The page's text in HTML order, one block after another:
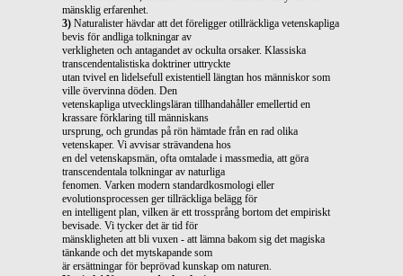
mänsklig erfarenhet.
3) Naturalister hävdar att det föreligger otillräckliga vetenskapliga
bevis för andliga tolkningar av
verkligheten och antagandet av ockulta orsaker. Klassiska
transcendentalistiska doktriner uttryckte
utan tvivel en lidelsefull existentiell längtan hos människor som
ville övervinna döden. Den
vetenskapliga utvecklingsläran tillhandahåller emellertid en
krassare förklaring till människans
ursprung, och grundas på rön hämtade från en rad olika
vetenskaper. Vi avvisar strävandena hos
en del vetenskapsmän, ofta omtalade i massmedia, att göra
transcendentala tolkningar av naturliga
fenomen. Varken modern standardkosmologi eller
evolutionsprocessen ger tillräckliga belägg för
en intelligent plan, vilken är ett trossprång bortom det empiriskt
bevisade. Vi tycker det är tid för
mänskligheten att bli vuxen - att lämna bakom sig det magiska
tänkande och det mytskapande som
är ersättningar för beprövad kunskap om naturen.